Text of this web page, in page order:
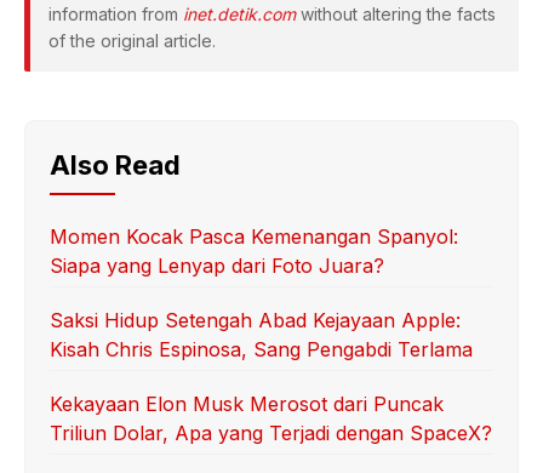
information from inet.detik.comwithout altering the facts
of the original article.
Also Read
Momen Kocak Pasca Kemenangan Spanyol:
Siapa yang Lenyap dari Foto Juara?
Saksi Hidup Setengah Abad Kejayaan Apple:
Kisah Chris Espinosa, Sang Pengabdi Terlama
Kekayaan Elon Musk Merosot dari Puncak
Triliun Dolar, Apa yang Terjadi dengan SpaceX?